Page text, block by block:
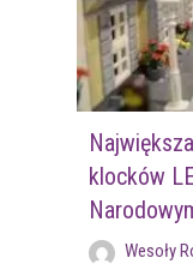
klocków
Wesoły